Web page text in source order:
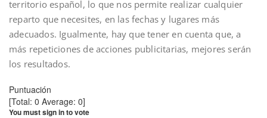
territorio español, lo que nos permite realizar cualquier
reparto que necesites, en las fechas y lugares más
adecuados. Igualmente, hay que tener en cuenta que, a
más repeticiones de acciones publicitarias, mejores serán
los resultados.
Puntuación
[Total: 0 Average: 0]
You must sign in to vote